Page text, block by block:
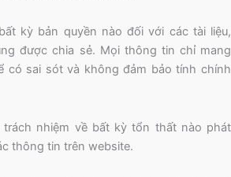
kỳ bản quyền nào đối với các tài liệu,
được chia sẻ. Mọi thông tin chỉ mang
có sai sót và không đảm bảo tính chính
nhiệm về bất kỳ tổn thất nào phát
thông tin trên website.